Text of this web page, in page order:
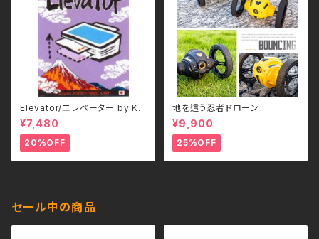
Elevator/エレベーター by Kr
eis(クライス)
¥7,480
20%OFF
地を這う忍者ドローン
¥9,900
25%OFF
セール中の商品